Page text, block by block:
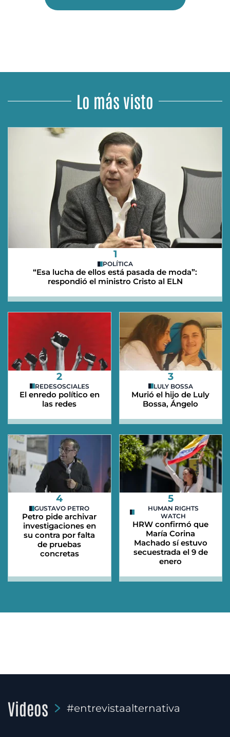
Lo más visto
1
POLÍTICA
“Esa lucha de ellos está pasada de moda”:
respondió el ministro Cristo al ELN
2
REDESOSCIALES
El enredo político en
las redes
3
LULY BOSSA
Murió el hijo de Luly
Bossa, Ángelo
4
GUSTAVO PETRO
Petro pide archivar
investigaciones en
su contra por falta
de pruebas
concretas
5
HUMAN RIGHTS
WATCH
HRW confirmó que
María Corina
Machado sí estuvo
secuestrada el 9 de
enero
Videos #entrevistaalternativa